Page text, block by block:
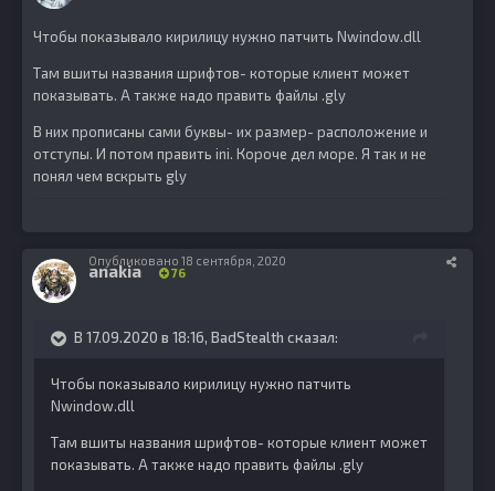
Чтобы показывало кирилицу нужно патчить Nwindow.dll
Там вшиты названия шрифтов- которые клиент может
показывать. А также надо править файлы .gly
В них прописаны сами буквы- их размер- расположение и
отступы. И потом править ini. Короче дел море. Я так и не
понял чем вскрыть gly
anakia 76
Опубликовано 18 сентября, 2020
В 17.09.2020 в 18:16, BadStealth сказал:
Чтобы показывало кирилицу нужно патчить
Nwindow.dll
Там вшиты названия шрифтов- которые клиент может
показывать. А также надо править файлы .gly